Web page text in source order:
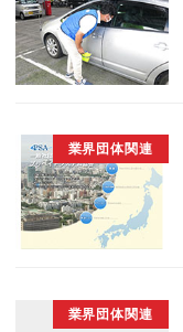
業界団体関連
業界団体関連